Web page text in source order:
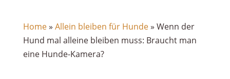
Home» Allein bleiben für Hunde» Wenn der
Hund mal alleine bleiben muss: Braucht man
eine Hunde-Kamera?